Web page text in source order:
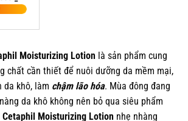
hiện
tại
290.000 ₫.
Moisturizing Lotion là sản phẩm cung
chất cần thiết để nuôi dưỡng da mềm mại,
da khô, làm chậm lão hóa. Mùa đông đang
da khô không nên bỏ qua siêu phẩm
Cetaphil Moisturizing Lotion nhẹ nhàng